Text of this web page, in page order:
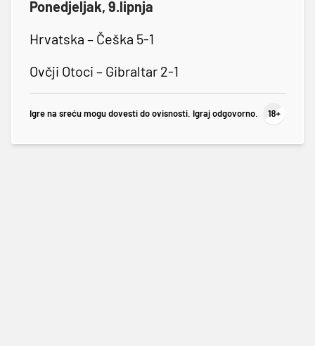
Ponedjeljak, 9.lipnja
Hrvatska – Češka 5-1
Ovčji Otoci – Gibraltar 2-1
Igre na sreću mogu dovesti do ovisnosti. Igraj odgovorno.